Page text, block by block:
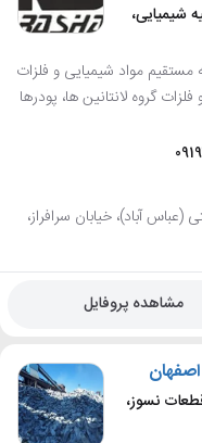
شیمیایی،
مستقیم مواد شیمیایی و فلزات
گروه لانتانین ها، پودرها
بهشتی (عباس آباد)، خیابان سرافراز،
مشاهده پروفایل
نسوز،